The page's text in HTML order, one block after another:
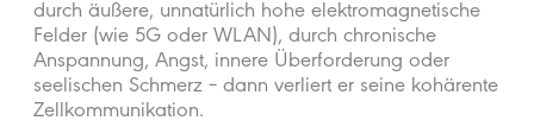
durch äußere, unnatürlich hohe elektromagnetische
Felder (wie 5G oder WLAN), durch chronische
Anspannung, Angst, innere Überforderung oder
seelischen Schmerz – dann verliert er seine kohärente
Zellkommunikation.